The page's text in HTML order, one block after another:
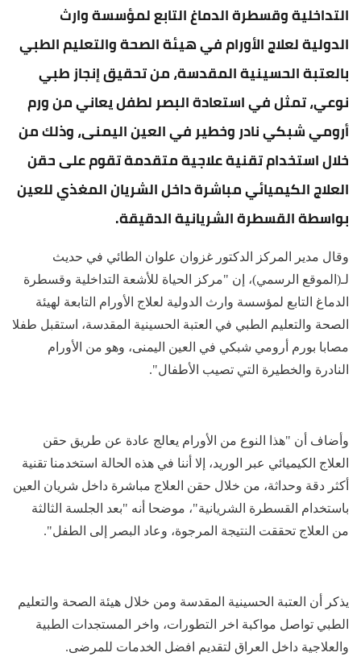
التداخلية وقسطرة الدماغ التابع لمؤسسة وارث
الدولية لعلاج الأورام في هيئة الصحة والتعليم الطبي
بالعتبة الحسينية المقدسة، من تحقيق إنجاز طبي
نوعي، تمثل في استعادة البصر لطفل يعاني من ورم
أرومي شبكي نادر وخطير في العين اليمنى، وذلك من
خلال استخدام تقنية علاجية متقدمة تقوم على حقن
العلاج الكيميائي مباشرة داخل الشريان المغذي للعين
بواسطة القسطرة الشريانية الدقيقة.
وقال مدير المركز الدكتور غزوان علوان الطائي في حديث
لـ(الموقع الرسمي)، إن "مركز الحياة للأشعة التداخلية وقسطرة
الدماغ التابع لمؤسسة وارث الدولية لعلاج الأورام التابعة لهيئة
الصحة والتعليم الطبي في العتبة الحسينية المقدسة، استقبل طفلا
مصابا بورم أرومي شبكي في العين اليمنى، وهو من الأورام
النادرة والخطيرة التي تصيب الأطفال".
وأضاف أن "هذا النوع من الأورام يعالج عادة عن طريق حقن
العلاج الكيميائي عبر الوريد، إلا أننا في هذه الحالة استخدمنا تقنية
أكثر دقة وحداثة، من خلال حقن العلاج مباشرة داخل شريان العين
باستخدام القسطرة الشريانية"، موضحا أنه "بعد الجلسة الثالثة
من العلاج تحققت النتيجة المرجوة، وعاد البصر إلى الطفل".
يذكر أن العتبة الحسينية المقدسة ومن خلال هيئة الصحة والتعليم
الطبي تواصل مواكبة اخر التطورات، واخر المستجدات الطبية
والعلاجية داخل العراق لتقديم افضل الخدمات للمرضى.